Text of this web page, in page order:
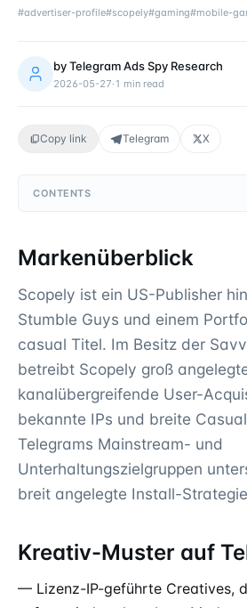
#advertiser-profile#scopely#gaming#mobile-
byTelegram Ads Spy Research
2026-05-27·1 min read
Copy link Telegram X
CONTENTS
Markenüberblick
Scopely ist ein US-Publisher
Stumble Guys und einem
casual Titel. Im Besitz der
betreibt Scopely groß
kanalübergreifende User-
bekannte IPs und breite
Telegrams Mainstream- und
Unterhaltungszielgruppen
breit angelegte Install-
Kreativ-Muster auf
— Lizenz-IP-geführte Creatives,